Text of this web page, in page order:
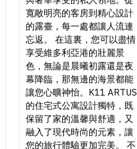
寬敞明亮的客房到精心設計
的露臺，每一處都讓人流連
忘返。 在這裏，您可以盡情
享受維多利亞港的壯麗景
色，無論是晨曦初露還是夜
幕降臨，那無邊的海景都能
讓您心曠神怡。K11 ARTUS
的住宅式公寓設計獨特，既
保留了家的溫馨與舒適，又
融入了現代時尚的元素，讓
您的旅行體驗更加完美。 不